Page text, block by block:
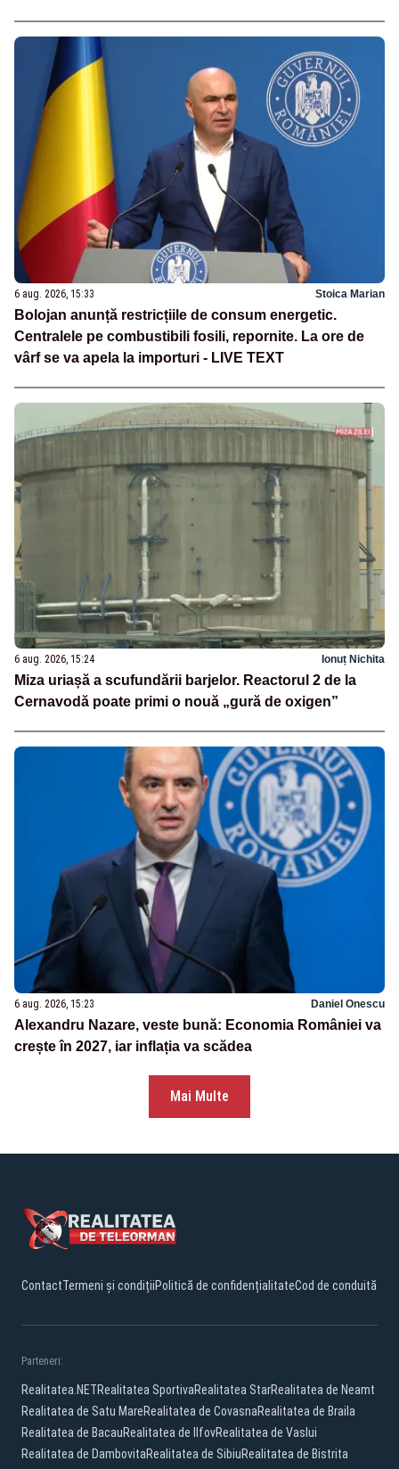
6 aug. 2026, 15:33 Stoica Marian
Bolojan anunță restricțiile de consum energetic.
Centralele pe combustibili fosili, repornite. La ore de
vârf se va apela la importuri - LIVE TEXT
6 aug. 2026, 15:24 Ionuț Nichita
Miza uriașă a scufundării barjelor. Reactorul 2 de la
Cernavodă poate primi o nouă „gură de oxigen”
6 aug. 2026, 15:23 Daniel Onescu
Alexandru Nazare, veste bună: Economia României va
crește în 2027, iar inflația va scădea
Mai Multe
ContactTermeni și condițiiPolitică de confidențialitateCod de conduită
Parteneri:
Realitatea.NETRealitatea SportivaRealitatea StarRealitatea de Neamt
Realitatea de Satu MareRealitatea de CovasnaRealitatea de Braila
Realitatea de BacauRealitatea de IlfovRealitatea de Vaslui
Realitatea de DambovitaRealitatea de SibiuRealitatea de Bistrita